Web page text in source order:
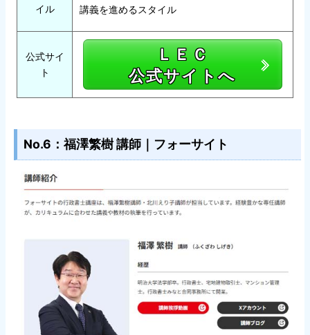
イル
講義を進めるスタイル
公式サイ
ト
ＬＥＣ
公式サイトへ
No.6：福澤繁樹 講師｜フォーサイト